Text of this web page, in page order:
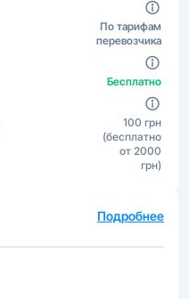
По тарифам
перевозчика
Бесплатно
100 грн
(бесплатно
от 2000
грн)
Подробнее